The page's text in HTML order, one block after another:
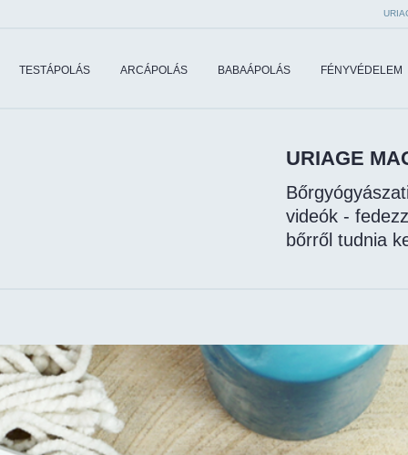
TESTÁPOLÁS ARCÁPOLÁS BABAÁPOLÁS FÉNYVÉDELEM
URIAGE
videók -
bőrről tudnia